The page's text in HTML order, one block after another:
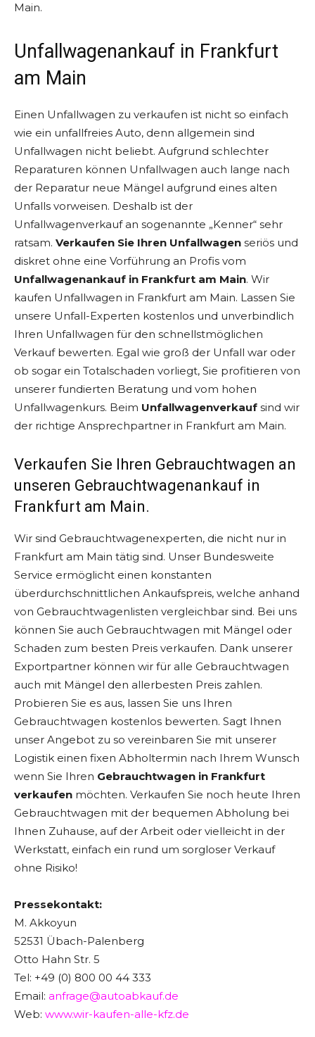
Main.
Unfallwagenankauf in Frankfurt
am Main
Einen Unfallwagen zu verkaufen ist nicht so einfach
wie ein unfallfreies Auto, denn allgemein sind
Unfallwagen nicht beliebt. Aufgrund schlechter
Reparaturen können Unfallwagen auch lange nach
der Reparatur neue Mängel aufgrund eines alten
Unfalls vorweisen. Deshalb ist der
Unfallwagenverkauf an sogenannte „Kenner“ sehr
ratsam. Verkaufen Sie Ihren Unfallwagen seriös und
diskret ohne eine Vorführung an Profis vom
Unfallwagenankauf in Frankfurt am Main. Wir
kaufen Unfallwagen in Frankfurt am Main. Lassen Sie
unsere Unfall-Experten kostenlos und unverbindlich
Ihren Unfallwagen für den schnellstmöglichen
Verkauf bewerten. Egal wie groß der Unfall war oder
ob sogar ein Totalschaden vorliegt, Sie profitieren von
unserer fundierten Beratung und vom hohen
Unfallwagenkurs. Beim Unfallwagenverkauf sind wir
der richtige Ansprechpartner in Frankfurt am Main.
Verkaufen Sie Ihren Gebrauchtwagen an
unseren Gebrauchtwagenankauf in
Frankfurt am Main.
Wir sind Gebrauchtwagenexperten, die nicht nur in
Frankfurt am Main tätig sind. Unser Bundesweite
Service ermöglicht einen konstanten
überdurchschnittlichen Ankaufspreis, welche anhand
von Gebrauchtwagenlisten vergleichbar sind. Bei uns
können Sie auch Gebrauchtwagen mit Mängel oder
Schaden zum besten Preis verkaufen. Dank unserer
Exportpartner können wir für alle Gebrauchtwagen
auch mit Mängel den allerbesten Preis zahlen.
Probieren Sie es aus, lassen Sie uns Ihren
Gebrauchtwagen kostenlos bewerten. Sagt Ihnen
unser Angebot zu so vereinbaren Sie mit unserer
Logistik einen fixen Abholtermin nach Ihrem Wunsch
wenn Sie Ihren Gebrauchtwagen in Frankfurt
verkaufen möchten. Verkaufen Sie noch heute Ihren
Gebrauchtwagen mit der bequemen Abholung bei
Ihnen Zuhause, auf der Arbeit oder vielleicht in der
Werkstatt, einfach ein rund um sorgloser Verkauf
ohne Risiko!
Pressekontakt:
M. Akkoyun
52531 Übach-Palenberg
Otto Hahn Str. 5
Tel: +49 (0) 800 00 44 333
Email: anfrage@autoabkauf.de
Web: www.wir-kaufen-alle-kfz.de